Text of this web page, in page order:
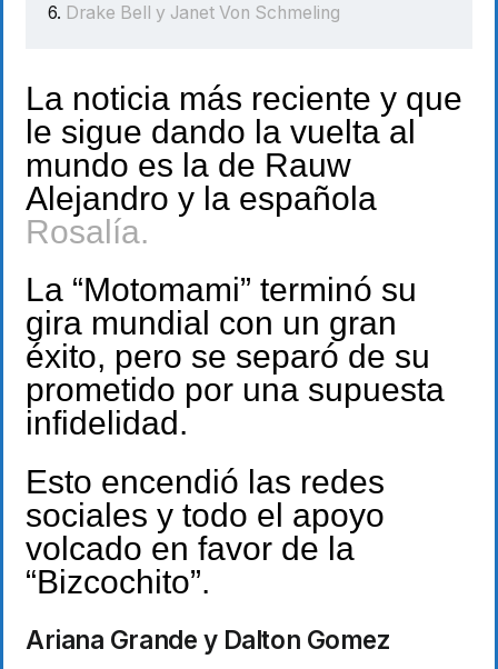
Drake Bell y Janet Von Schmeling
La noticia más reciente y que
le sigue dando la vuelta al
mundo es la de Rauw
Alejandro y la española
Rosalía.
La “Motomami” terminó su
gira mundial con un gran
éxito, pero se separó de su
prometido por una supuesta
infidelidad.
Esto encendió las redes
sociales y todo el apoyo
volcado en favor de la
“Bizcochito”.
Ariana Grande y Dalton Gomez